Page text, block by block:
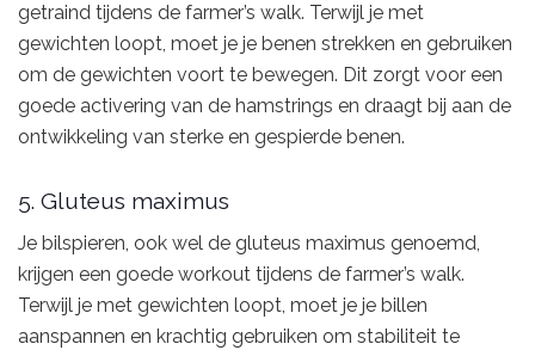
getraind tijdens de farmer’s walk. Terwijl je met
gewichten loopt, moet je je benen strekken en gebruiken
om de gewichten voort te bewegen. Dit zorgt voor een
goede activering van de hamstrings en draagt bij aan de
ontwikkeling van sterke en gespierde benen.
5. Gluteus maximus
Je bilspieren, ook wel de gluteus maximus genoemd,
krijgen een goede workout tijdens de farmer’s walk.
Terwijl je met gewichten loopt, moet je je billen
aanspannen en krachtig gebruiken om stabiliteit te